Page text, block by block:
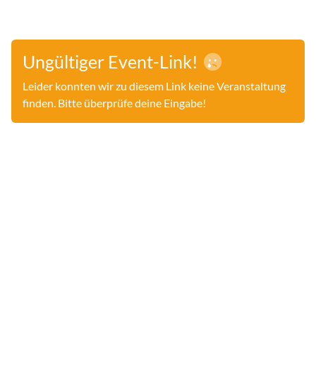
Ungültiger Event-Link!
Leider konnten wir zu diesem Link keine Veranstaltung
finden. Bitte überprüfe deine Eingabe!